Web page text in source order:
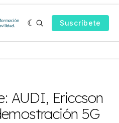
Suscríbete
AUDI, Ericcson
5G